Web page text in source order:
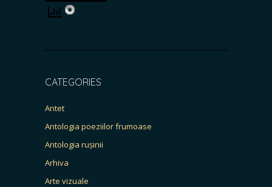
CATEGORIES
Antet
Antologia poeziilor frumoase
Antologia rușinii
Arhiva
Arte vizuale